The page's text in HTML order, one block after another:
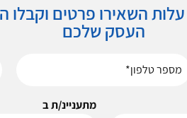
השאירו פרטים
העסק שלכם
מתעניינ/ת ב